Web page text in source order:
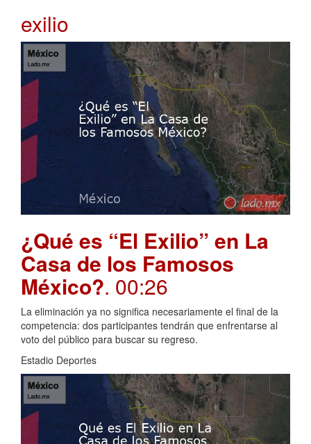
exilio
¿Qué es “El Exilio” en La
Casa de los Famosos
México?. 00:26
La eliminación ya no significa necesariamente el final de la
competencia: dos participantes tendrán que enfrentarse al
voto del público para buscar su regreso.
Estadio Deportes